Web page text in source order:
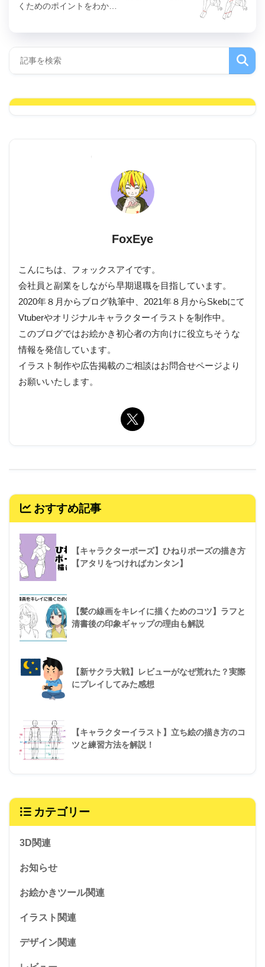
くためのポイントをわか…
FoxEye
こんにちは、フォックスアイです。
会社員と副業をしながら早期退職を目指しています。
2020年８月からブログ執筆中、2021年８月からSkebにて
Vtuberやオリジナルキャラクターイラストを制作中。
このブログではお絵かき初心者の方向けに役立ちそうな
情報を発信しています。
イラスト制作や広告掲載のご相談はお問合せページより
お願いいたします。
おすすめ記事
【キャラクターポーズ】ひねりポーズの描き方
【アタリをつければカンタン】
【髪の線画をキレイに描くためのコツ】ラフと
清書後の印象ギャップの理由も解説
【新サクラ大戦】レビューがなぜ荒れた？実際
にプレイしてみた感想
【キャラクターイラスト】立ち絵の描き方のコ
ツと練習方法を解説！
カテゴリー
3D関連
お知らせ
お絵かきツール関連
イラスト関連
デザイン関連